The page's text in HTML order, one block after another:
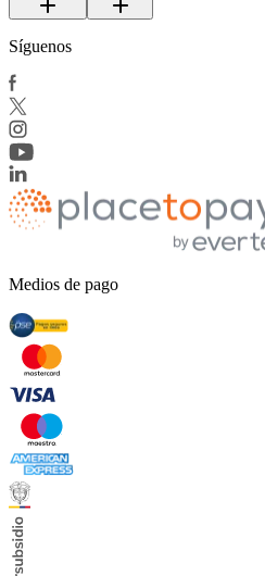
Síguenos
Medios de pago